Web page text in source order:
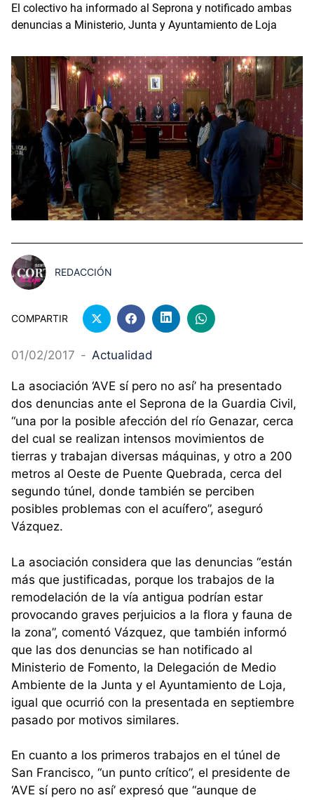
El colectivo ha informado al Seprona y notificado ambas
denuncias a Ministerio, Junta y Ayuntamiento de Loja
REDACCIÓN
COMPARTIR
01/02/2017 - Actualidad
La asociación ‘AVE sí pero no así’ ha presentado
dos denuncias ante el Seprona de la Guardia Civil,
“una por la posible afección del río Genazar, cerca
del cual se realizan intensos movimientos de
tierras y trabajan diversas máquinas, y otro a 200
metros al Oeste de Puente Quebrada, cerca del
segundo túnel, donde también se perciben
posibles problemas con el acuífero”, aseguró
Vázquez.
La asociación considera que las denuncias “están
más que justificadas, porque los trabajos de la
remodelación de la vía antigua podrían estar
provocando graves perjuicios a la flora y fauna de
la zona”, comentó Vázquez, que también informó
que las dos denuncias se han notificado al
Ministerio de Fomento, la Delegación de Medio
Ambiente de la Junta y el Ayuntamiento de Loja,
igual que ocurrió con la presentada en septiembre
pasado por motivos similares.
En cuanto a los primeros trabajos en el túnel de
San Francisco, “un punto crítico”, el presidente de
‘AVE sí pero no así’ expresó que “aunque de